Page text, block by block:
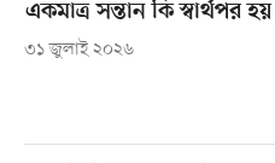
একমাত্র সন্তান কি স্বার্থপর হয়
৩১ জুলাই ২০২৬